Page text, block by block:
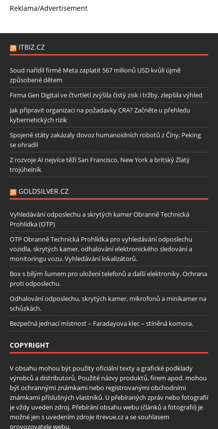
Reklama/Advertisement
ITBIZ.CZ
Soud nařídil firmě Meta zaplatit 567 milionů USD kvůli újmě
způsobené dětem
Firma Gen Digital ve čtvrtletí zvýšila čistý zisk i tržby, zlepšila výhled
Jak připravit organizaci na požadavky CRA? Začněte u přehledu
kybernetických rizik
Spojené státy zakázaly dovoz humanoidních robotů z Číny, Peking
se ohradil
Z rozvoje AI nejvíce těží San Francisco, New York a britský Zlatý
trojúhelník
GOLDSILVER.CZ
Vyhledávání odposlechu a skrytých kamer Obranně Technická
Prohlídka (OTP)
OTP Obranně Technická Prohlídka pro vyhledávání odposlechu
vozidla, skrytých kamer, odhalování elektronického sledování a
monitoringu vozu. Vyhledávání lokalizátorů.
Box s bílým šumem pro uložení telefonů a další elektroniky. Ochrana
proti odposlechu.
Odhalování odposlechu, skrytých kamer, mikrofonů a minikamer na
schůzkách.
Bezpečná jednací místnost – Faradayova klec – stíněná komora.
COPYRIGHT
V obsahu mohou být použity oficiální texty a grafické podklady
výrobců a distributorů. Použité názvy produktů, firem apod. mohou
být ochrannými známkami nebo registrovanými obchodními
známkami příslušných vlastníků. U přebíraných zpráv nebo fotografií
je vždy uveden zdroj. Přebírání obsahu webu (článků a fotografií) je
možné jen s uvedením zdroje itrevue.cz a se souhlasem
provozovatele webu.